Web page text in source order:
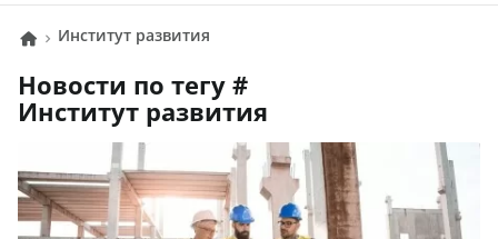
институт развития
Новости по тегу #
институт развития